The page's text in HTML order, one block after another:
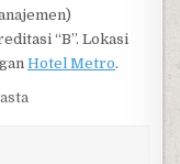
“B”. Lokasi
Hotel Metro.